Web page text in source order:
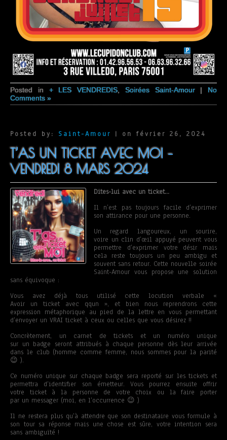
Posted in + LES VENDREDIS Soirées Saint-Amour| No
Comments »
Posted by: Saint-Amour | on février 26, 2024
T’AS UN TICKET AVEC MOI –
VENDREDI 8 MARS 2024
Dites-lui avec un ticket…
Il n’est pas toujours facile d’exprimer
son attirance pour une personne.
Un regard langoureux, un sourire,
voire un clin d’œil appuyé peuvent vous
permettre d’exprimer votre désir mais
cela reste toujours un peu ambigu et
souvent sans retour. Cette nouvelle soirée
Saint-Amour vous propose une solution
sans équivoque :
Vous avez déjà tous utilisé cette locution verbale «
Avoir un ticket avec qqun », et bien nous reprendrons cette
expression métaphorique au pied de la lettre en vous permettant
d’envoyer un VRAI ticket à ceux ou celles que vous désirez !!
Concrètement, un carnet de tickets et un numéro unique
sur un badge seront attribués à chaque personne dès leur arrivée
dans le club (homme comme femme, nous sommes pour la parité
😉 ).
Ce numéro unique sur chaque badge sera reporté sur les tickets et
permettra d’identifier son émetteur. Vous pourrez ensuite offrir
votre ticket à la personne de votre choix ou la faire porter
par un messager (moi, en l’occurrence 😉 )
Il ne restera plus qu’à attendre que son destinataire vous formule à
son tour sa réponse mais une chose est sûre, votre intention sera
sans ambiguïté !